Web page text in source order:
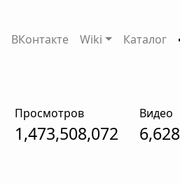
ВКонтакте Wiki Каталог
Просмотров
1,473,508,072
Видео
6,628